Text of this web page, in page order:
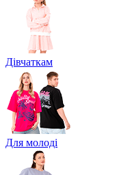
Дівчаткам
Для молоді